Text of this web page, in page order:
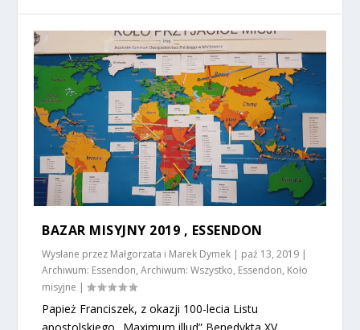
BAZAR MISYJNY 2019 , ESSENDON
Wysłane przez Małgorzata i Marek Dymek | paź 13, 2019 |
Archiwum: Essendon,Archiwum: Wszystko, Essendon, Koło
misyjne |
Papież Franciszek, z okazji 100-lecia Listu